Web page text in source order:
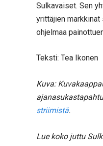
Sulkavaiset. Sen
yrittäjien markkinat
ohjelmaa
Teksti: Tea Ikonen
Kuva:
striimistä.
Lue koko juttu